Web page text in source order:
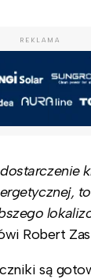
REKLAMA
Robert
są